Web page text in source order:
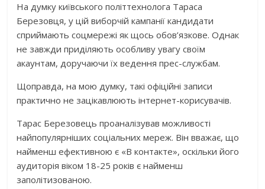
На думку київського політтехнолога Тараса
Березовця, у цій виборчій кампанії кандидати
сприймають соцмережі як щось обов’язкове. Однак
не завжди приділяють особливу увагу своїм
акаунтам, доручаючи їх ведення прес-службам.
Щоправда, на мою думку, такі офіційні записи
практично не зацікавлюють інтернет-корисувачів.
Тарас Березовець проаналізував можливості
найпопулярніших соціальних мереж. Він вважає, що
найменш ефективною є «В контакте», оскільки його
аудиторія віком 18-25 років є найменш
заполітизованою.